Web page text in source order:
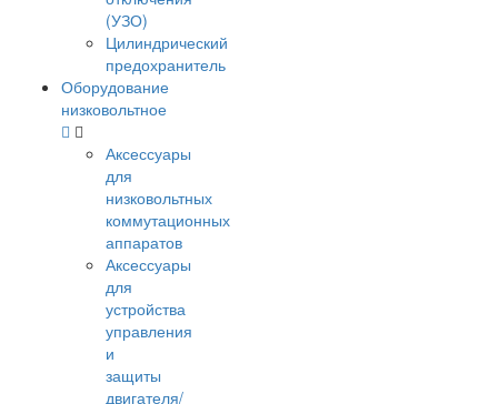
(УЗО)
Цилиндрический
предохранитель
Оборудование
низковольтное
Аксессуары
для
низковольтных
коммутационных
аппаратов
Аксессуары
для
устройства
управления
и
защиты
двигателя/